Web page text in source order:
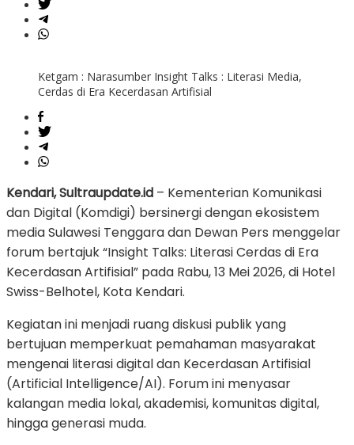
Ketgam : Narasumber Insight Talks : Literasi Media,
Cerdas di Era Kecerdasan Artifisial
Kendari, Sultraupdate.id – Kementerian Komunikasi
dan Digital (Komdigi) bersinergi dengan ekosistem
media Sulawesi Tenggara dan Dewan Pers menggelar
forum bertajuk“Insight Talks: Literasi Cerdas di Era
Kecerdasan Artifisial” pada Rabu, 13 Mei 2026, di Hotel
Swiss-Belhotel, Kota Kendari.
Kegiatan ini menjadi ruang diskusi publik yang
bertujuan memperkuat pemahaman masyarakat
mengenai literasi digital dan Kecerdasan Artifisial
(Artificial Intelligence/AI). Forum ini menyasar
kalangan media lokal, akademisi, komunitas digital,
hingga generasi muda.